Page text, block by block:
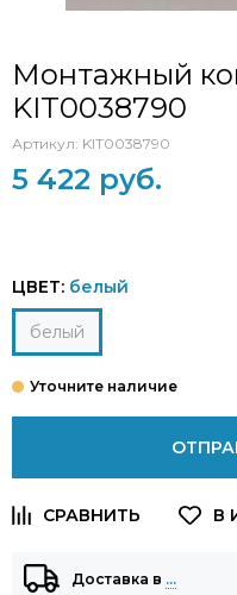
Монтажный
KIT0038790
Артикул: KIT0038790
5 422 руб.
ЦВЕТ: белый
белый
Доставка в …